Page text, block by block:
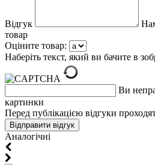
Відгук
товар
Оціните товар:
Наберіть текст, який ви бачите в
Ви
картинки
Перед публікацією відгуки
Aналогічні